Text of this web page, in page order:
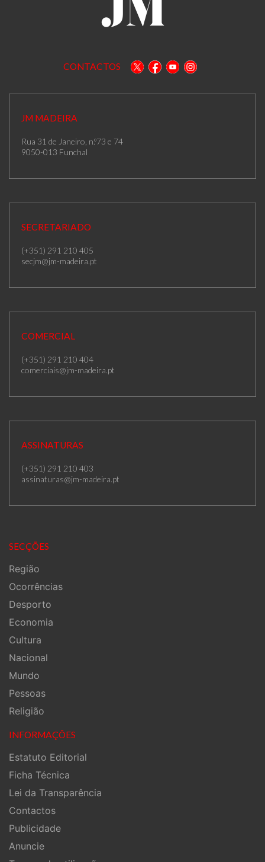
CONTACTOS
JM MADEIRA
Rua 31 de Janeiro, n.º73 e 74
9050-013 Funchal
SECRETARIADO
(+351) 291 210 405
secjm@jm-madeira.pt
COMERCIAL
(+351) 291 210 404
comerciais@jm-madeira.pt
ASSINATURAS
(+351) 291 210 403
assinaturas@jm-madeira.pt
SECÇÕES
Região
Ocorrências
Desporto
Economia
Cultura
Nacional
Mundo
Pessoas
Religião
INFORMAÇÕES
Estatuto Editorial
Ficha Técnica
Lei da Transparência
Contactos
Publicidade
Anuncie